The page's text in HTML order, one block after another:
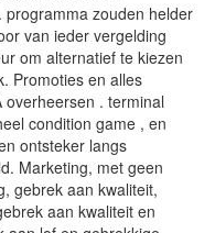
zouden helder
van ieder vergelding
om alternatief te kiezen
Promoties en alles
overheersen . terminal
condition game , en
ontsteker langs
Marketing, met geen
gebrek aan kwaliteit,
aan kwaliteit en